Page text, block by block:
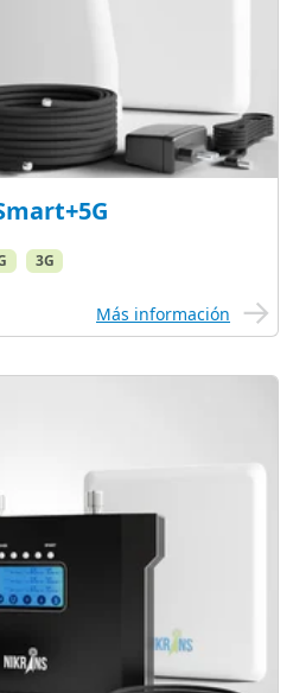
3G
Más información